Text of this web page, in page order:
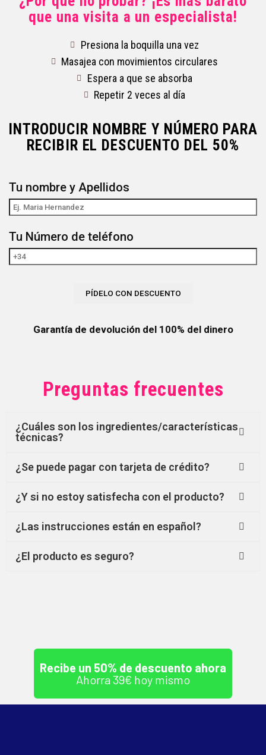
que una visita a un especialista!
Presiona la boquilla una vez
Masajea con movimientos circulares
Espera a que se absorba
Repetir 2 veces al día
INTRODUCIR NOMBRE Y NÚMERO PARA
RECIBIR EL DESCUENTO DEL 50%
Tu nombre y Apellidos
Tu Número de teléfono
Garantía de devolución del 100% del dinero
Preguntas frecuentes
¿Cuáles son los ingredientes/características
técnicas?
¿Se puede pagar con tarjeta de crédito?
¿Y si no estoy satisfecha con el producto?
¿Las instrucciones están en español?
¿El producto es seguro?
Recibe un 50% de descuento ahora
Ahorra 39€ hoy mismo